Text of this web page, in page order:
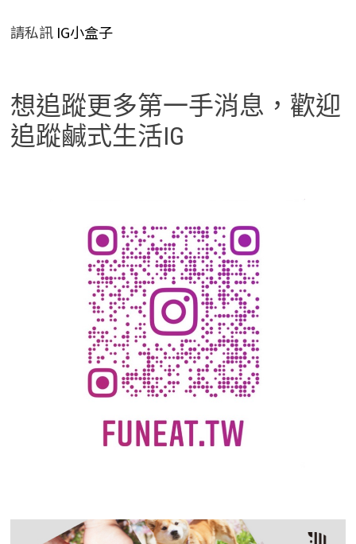
請私訊IG小盒子
想追蹤更多第一手消息，歡迎
追蹤鹹式生活IG